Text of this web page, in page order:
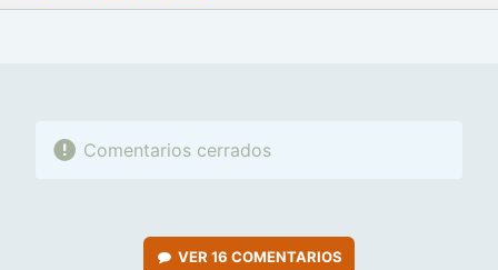
FACEBOOK
TWITTERFLIPBOARD
E-
WHATSAPP
Comentarios cerrados
VER 16 COMENTARIOS